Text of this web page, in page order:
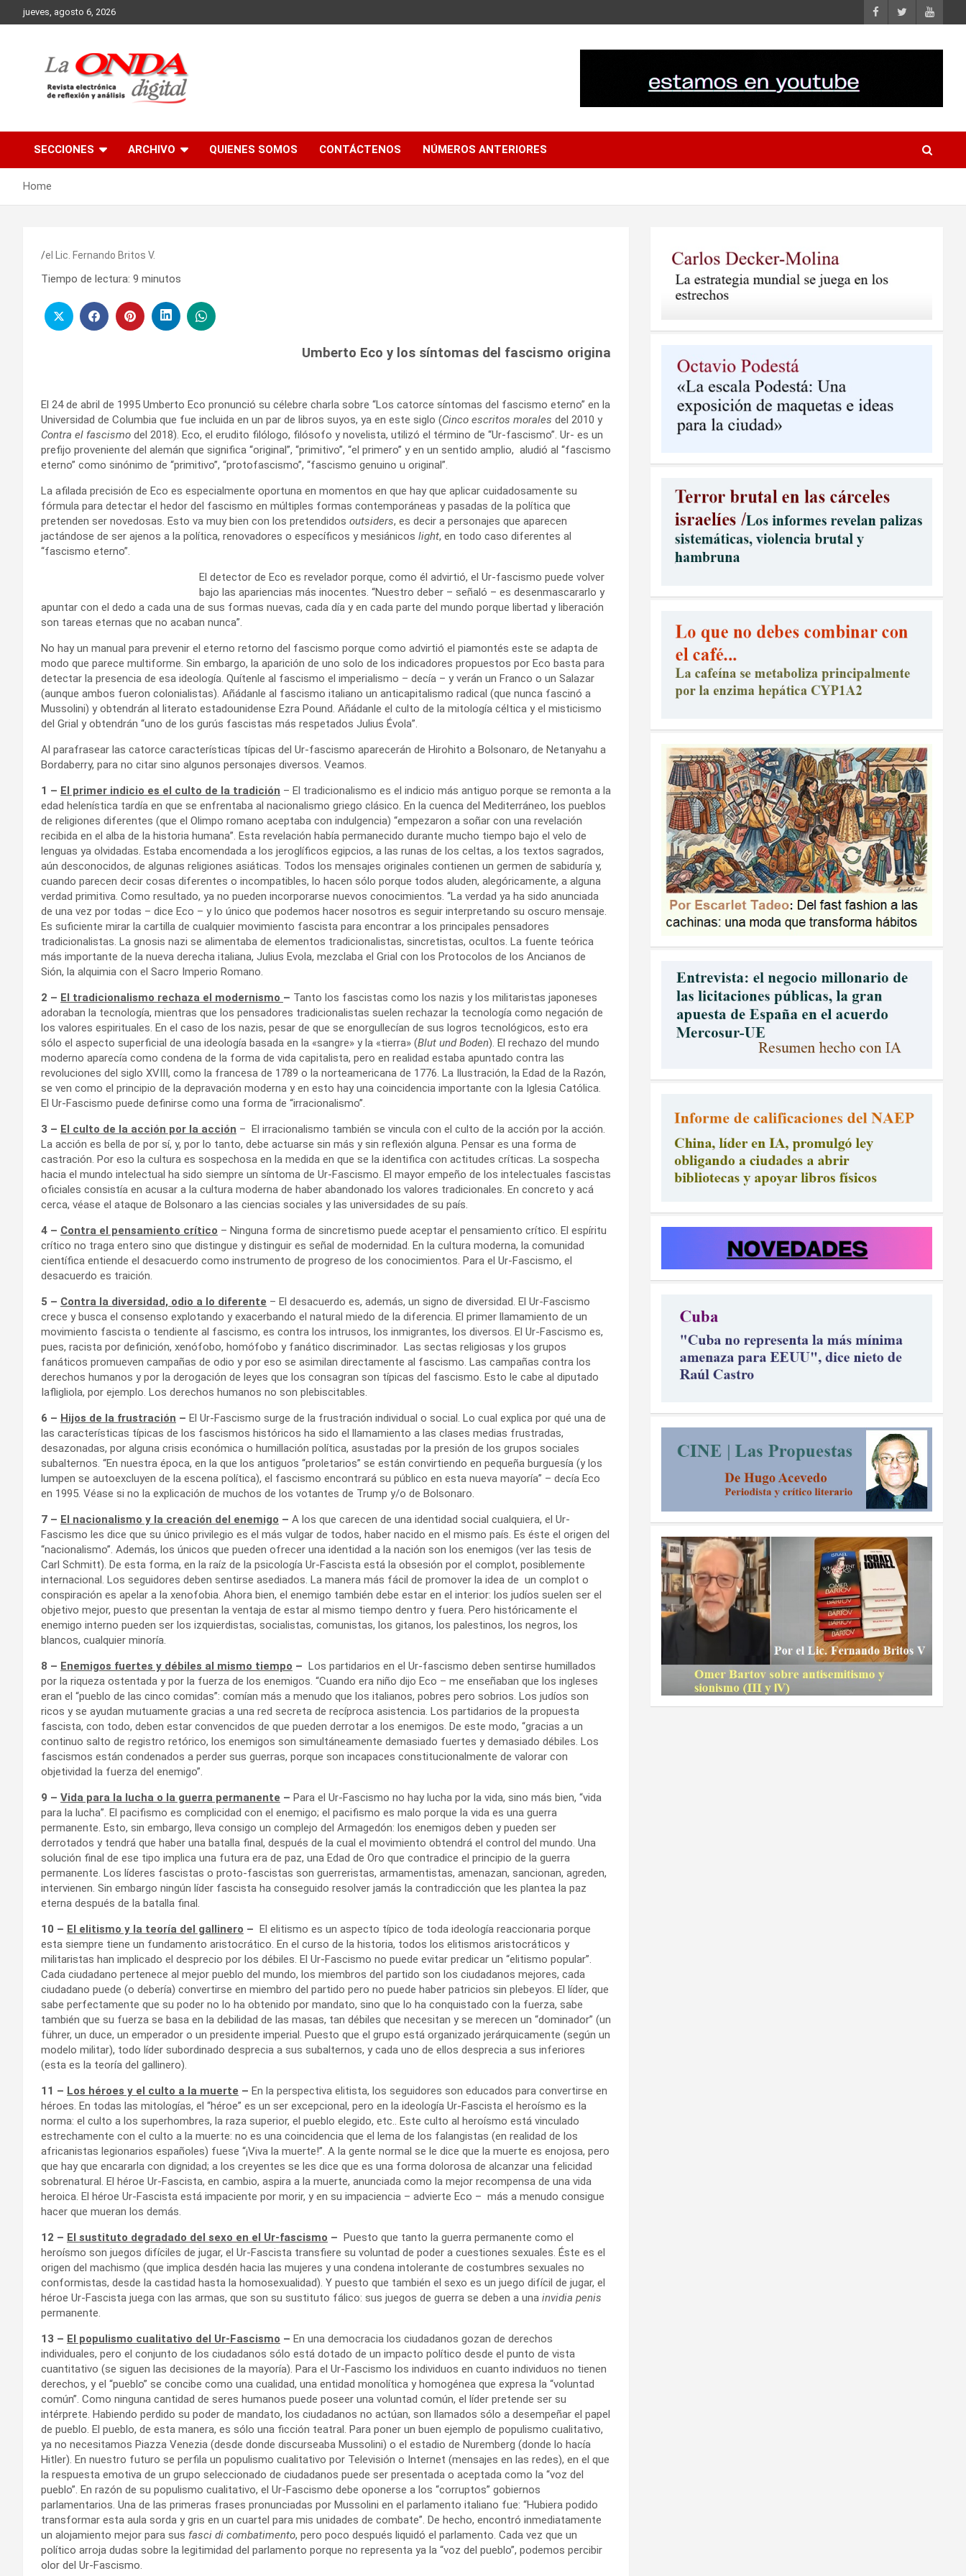
to
jueves, agosto 6, 2026
SECCIONES ARCHIVO QUIENES SOMOS CONTÁCTENOS NÚMEROS ANTERIORES
Home
el Lic. Fernando Britos V.
Tiempo de lectura: 9 minutos
Umberto Eco y los síntomas del fascismo origina
El 24 de abril de 1995 Umberto Eco pronunció su célebre charla sobre “Los catorce síntomas del fascismo eterno” en la
Universidad de Columbia que fue incluida en un par de libros suyos, ya en este siglo (Cinco escritos morales del 2010 y
Contra el fascismo del 2018). Eco, el erudito filólogo, filósofo y novelista, utilizó el término de “Ur-fascismo”. Ur- es un
prefijo proveniente del alemán que significa “original”, “primitivo”, “el primero” y en un sentido amplio, aludió al “fascismo
eterno” como sinónimo de “primitivo”, “protofascismo”, “fascismo genuino u original”.
La afilada precisión de Eco es especialmente oportuna en momentos en que hay que aplicar cuidadosamente su
fórmula para detectar el hedor del fascismo en múltiples formas contemporáneas y pasadas de la política que
pretenden ser novedosas. Esto va muy bien con los pretendidos outsiders, es decir a personajes que aparecen
jactándose de ser ajenos a la política, renovadores o específicos y mesiánicos light, en todo caso diferentes al
“fascismo eterno”.
El detector de Eco es revelador porque, como él advirtió, el Ur-fascismo puede volver
bajo las apariencias más inocentes. “Nuestro deber – señaló – es desenmascararlo y
apuntar con el dedo a cada una de sus formas nuevas, cada día y en cada parte del mundo porque libertad y liberación
son tareas eternas que no acaban nunca”.
No hay un manual para prevenir el eterno retorno del fascismo porque como advirtió el piamontés este se adapta de
modo que parece multiforme. Sin embargo, la aparición de uno solo de los indicadores propuestos por Eco basta para
detectar la presencia de esa ideología. Quítenle al fascismo el imperialismo – decía – y verán un Franco o un Salazar
(aunque ambos fueron colonialistas). Añádanle al fascismo italiano un anticapitalismo radical (que nunca fascinó a
Mussolini) y obtendrán al literato estadounidense Ezra Pound. Añádanle el culto de la mitología céltica y el misticismo
del Grial y obtendrán “uno de los gurús fascistas más respetados Julius Évola”.
Al parafrasear las catorce características típicas del Ur-fascismo aparecerán de Hirohito a Bolsonaro, de Netanyahu a
Bordaberry, para no citar sino algunos personajes diversos. Veamos.
1 – El primer indicio es el culto de la tradición – El tradicionalismo es el indicio más antiguo porque se remonta a la
edad helenística tardía en que se enfrentaba al nacionalismo griego clásico. En la cuenca del Mediterráneo, los pueblos
de religiones diferentes (que el Olimpo romano aceptaba con indulgencia) “empezaron a soñar con una revelación
recibida en el alba de la historia humana”. Esta revelación había permanecido durante mucho tiempo bajo el velo de
lenguas ya olvidadas. Estaba encomendada a los jeroglíficos egipcios, a las runas de los celtas, a los textos sagrados,
aún desconocidos, de algunas religiones asiáticas. Todos los mensajes originales contienen un germen de sabiduría y,
cuando parecen decir cosas diferentes o incompatibles, lo hacen sólo porque todos aluden, alegóricamente, a alguna
verdad primitiva. Como resultado, ya no pueden incorporarse nuevos conocimientos. “La verdad ya ha sido anunciada
de una vez por todas – dice Eco – y lo único que podemos hacer nosotros es seguir interpretando su oscuro mensaje.
Es suficiente mirar la cartilla de cualquier movimiento fascista para encontrar a los principales pensadores
tradicionalistas. La gnosis nazi se alimentaba de elementos tradicionalistas, sincretistas, ocultos. La fuente teórica
más importante de la nueva derecha italiana, Julius Evola, mezclaba el Grial con los Protocolos de los Ancianos de
Sión, la alquimia con el Sacro Imperio Romano.
2 – El tradicionalismo rechaza el modernismo – Tanto los fascistas como los nazis y los militaristas japoneses
adoraban la tecnología, mientras que los pensadores tradicionalistas suelen rechazar la tecnología como negación de
los valores espirituales. En el caso de los nazis, pesar de que se enorgullecían de sus logros tecnológicos, esto era
sólo el aspecto superficial de una ideología basada en la «sangre» y la «tierra» (Blut und Boden). El rechazo del mundo
moderno aparecía como condena de la forma de vida capitalista, pero en realidad estaba apuntado contra las
revoluciones del siglo XVIII, como la francesa de 1789 o la norteamericana de 1776. La Ilustración, la Edad de la Razón,
se ven como el principio de la depravación moderna y en esto hay una coincidencia importante con la Iglesia Católica.
El Ur-Fascismo puede definirse como una forma de “irracionalismo”.
3 – El culto de la acción por la acción – El irracionalismo también se vincula con el culto de la acción por la acción.
La acción es bella de por sí, y, por lo tanto, debe actuarse sin más y sin reflexión alguna. Pensar es una forma de
castración. Por eso la cultura es sospechosa en la medida en que se la identifica con actitudes críticas. La sospecha
hacia el mundo intelectual ha sido siempre un síntoma de Ur-Fascismo. El mayor empeño de los intelectuales fascistas
oficiales consistía en acusar a la cultura moderna de haber abandonado los valores tradicionales. En concreto y acá
cerca, véase el ataque de Bolsonaro a las ciencias sociales y las universidades de su país.
4 – Contra el pensamiento crítico – Ninguna forma de sincretismo puede aceptar el pensamiento crítico. El espíritu
crítico no traga entero sino que distingue y distinguir es señal de modernidad. En la cultura moderna, la comunidad
científica entiende el desacuerdo como instrumento de progreso de los conocimientos. Para el Ur-Fascismo, el
desacuerdo es traición.
5 – Contra la diversidad, odio a lo diferente – El desacuerdo es, además, un signo de diversidad. El Ur-Fascismo
crece y busca el consenso explotando y exacerbando el natural miedo de la diferencia. El primer llamamiento de un
movimiento fascista o tendiente al fascismo, es contra los intrusos, los inmigrantes, los diversos. El Ur-Fascismo es,
pues, racista por definición, xenófobo, homófobo y fanático discriminador. Las sectas religiosas y los grupos
fanáticos promueven campañas de odio y por eso se asimilan directamente al fascismo. Las campañas contra los
derechos humanos y por la derogación de leyes que los consagran son típicas del fascismo. Esto le cabe al diputado
Iafligliola, por ejemplo. Los derechos humanos no son plebiscitables.
6 – Hijos de la frustración – El Ur-Fascismo surge de la frustración individual o social. Lo cual explica por qué una de
las características típicas de los fascismos históricos ha sido el llamamiento a las clases medias frustradas,
desazonadas, por alguna crisis económica o humillación política, asustadas por la presión de los grupos sociales
subalternos. “En nuestra época, en la que los antiguos “proletarios” se están convirtiendo en pequeña burguesía (y los
lumpen se autoexcluyen de la escena política), el fascismo encontrará su público en esta nueva mayoría” – decía Eco
en 1995. Véase si no la explicación de muchos de los votantes de Trump y/o de Bolsonaro.
7 – El nacionalismo y la creación del enemigo – A los que carecen de una identidad social cualquiera, el Ur-
Fascismo les dice que su único privilegio es el más vulgar de todos, haber nacido en el mismo país. Es éste el origen del
“nacionalismo”. Además, los únicos que pueden ofrecer una identidad a la nación son los enemigos (ver las tesis de
Carl Schmitt). De esta forma, en la raíz de la psicología Ur-Fascista está la obsesión por el complot, posiblemente
internacional. Los seguidores deben sentirse asediados. La manera más fácil de promover la idea de un complot o
conspiración es apelar a la xenofobia. Ahora bien, el enemigo también debe estar en el interior: los judíos suelen ser el
objetivo mejor, puesto que presentan la ventaja de estar al mismo tiempo dentro y fuera. Pero históricamente el
enemigo interno pueden ser los izquierdistas, socialistas, comunistas, los gitanos, los palestinos, los negros, los
blancos, cualquier minoría.
8 – Enemigos fuertes y débiles al mismo tiempo – Los partidarios en el Ur-fascismo deben sentirse humillados
por la riqueza ostentada y por la fuerza de los enemigos. “Cuando era niño dijo Eco – me enseñaban que los ingleses
eran el “pueblo de las cinco comidas”: comían más a menudo que los italianos, pobres pero sobrios. Los judíos son
ricos y se ayudan mutuamente gracias a una red secreta de recíproca asistencia. Los partidarios de la propuesta
fascista, con todo, deben estar convencidos de que pueden derrotar a los enemigos. De este modo, “gracias a un
continuo salto de registro retórico, los enemigos son simultáneamente demasiado fuertes y demasiado débiles. Los
fascismos están condenados a perder sus guerras, porque son incapaces constitucionalmente de valorar con
objetividad la fuerza del enemigo”.
9 – Vida para la lucha o la guerra permanente – Para el Ur-Fascismo no hay lucha por la vida, sino más bien, “vida
para la lucha”. El pacifismo es complicidad con el enemigo; el pacifismo es malo porque la vida es una guerra
permanente. Esto, sin embargo, lleva consigo un complejo del Armagedón: los enemigos deben y pueden ser
derrotados y tendrá que haber una batalla final, después de la cual el movimiento obtendrá el control del mundo. Una
solución final de ese tipo implica una futura era de paz, una Edad de Oro que contradice el principio de la guerra
permanente. Los líderes fascistas o proto-fascistas son guerreristas, armamentistas, amenazan, sancionan, agreden,
intervienen. Sin embargo ningún líder fascista ha conseguido resolver jamás la contradicción que les plantea la paz
eterna después de la batalla final.
10 – El elitismo y la teoría del gallinero – El elitismo es un aspecto típico de toda ideología reaccionaria porque
esta siempre tiene un fundamento aristocrático. En el curso de la historia, todos los elitismos aristocráticos y
militaristas han implicado el desprecio por los débiles. El Ur-Fascismo no puede evitar predicar un “elitismo popular”.
Cada ciudadano pertenece al mejor pueblo del mundo, los miembros del partido son los ciudadanos mejores, cada
ciudadano puede (o debería) convertirse en miembro del partido pero no puede haber patricios sin plebeyos. El líder, que
sabe perfectamente que su poder no lo ha obtenido por mandato, sino que lo ha conquistado con la fuerza, sabe
también que su fuerza se basa en la debilidad de las masas, tan débiles que necesitan y se merecen un “dominador” (un
führer, un duce, un emperador o un presidente imperial. Puesto que el grupo está organizado jerárquicamente (según un
modelo militar), todo líder subordinado desprecia a sus subalternos, y cada uno de ellos desprecia a sus inferiores
(esta es la teoría del gallinero).
11 – Los héroes y el culto a la muerte – En la perspectiva elitista, los seguidores son educados para convertirse en
héroes. En todas las mitologías, el “héroe” es un ser excepcional, pero en la ideología Ur-Fascista el heroísmo es la
norma: el culto a los superhombres, la raza superior, el pueblo elegido, etc.. Este culto al heroísmo está vinculado
estrechamente con el culto a la muerte: no es una coincidencia que el lema de los falangistas (en realidad de los
africanistas legionarios españoles) fuese “¡Viva la muerte!”. A la gente normal se le dice que la muerte es enojosa, pero
que hay que encararla con dignidad; a los creyentes se les dice que es una forma dolorosa de alcanzar una felicidad
sobrenatural. El héroe Ur-Fascista, en cambio, aspira a la muerte, anunciada como la mejor recompensa de una vida
heroica. El héroe Ur-Fascista está impaciente por morir, y en su impaciencia – advierte Eco – más a menudo consigue
hacer que mueran los demás.
12 – El sustituto degradado del sexo en el Ur-fascismo – Puesto que tanto la guerra permanente como el
heroísmo son juegos difíciles de jugar, el Ur-Fascista transfiere su voluntad de poder a cuestiones sexuales. Éste es el
origen del machismo (que implica desdén hacia las mujeres y una condena intolerante de costumbres sexuales no
conformistas, desde la castidad hasta la homosexualidad). Y puesto que también el sexo es un juego difícil de jugar, el
héroe Ur-Fascista juega con las armas, que son su sustituto fálico: sus juegos de guerra se deben a una invidia penis
permanente.
13 – El populismo cualitativo del Ur-Fascismo – En una democracia los ciudadanos gozan de derechos
individuales, pero el conjunto de los ciudadanos sólo está dotado de un impacto político desde el punto de vista
cuantitativo (se siguen las decisiones de la mayoría). Para el Ur-Fascismo los individuos en cuanto individuos no tienen
derechos, y el “pueblo” se concibe como una cualidad, una entidad monolítica y homogénea que expresa la “voluntad
común”. Como ninguna cantidad de seres humanos puede poseer una voluntad común, el líder pretende ser su
intérprete. Habiendo perdido su poder de mandato, los ciudadanos no actúan, son llamados sólo a desempeñar el papel
de pueblo. El pueblo, de esta manera, es sólo una ficción teatral. Para poner un buen ejemplo de populismo cualitativo,
ya no necesitamos Piazza Venezia (desde donde discurseaba Mussolini) o el estadio de Nuremberg (donde lo hacía
Hitler). En nuestro futuro se perfila un populismo cualitativo por Televisión o Internet (mensajes en las redes), en el que
la respuesta emotiva de un grupo seleccionado de ciudadanos puede ser presentada o aceptada como la “voz del
pueblo”. En razón de su populismo cualitativo, el Ur-Fascismo debe oponerse a los “corruptos” gobiernos
parlamentarios. Una de las primeras frases pronunciadas por Mussolini en el parlamento italiano fue: “Hubiera podido
transformar esta aula sorda y gris en un cuartel para mis unidades de combate”. De hecho, encontró inmediatamente
un alojamiento mejor para sus fasci di combatimento, pero poco después liquidó el parlamento. Cada vez que un
político arroja dudas sobre la legitimidad del parlamento porque no representa ya la “voz del pueblo”, podemos percibir
olor del Ur-Fascismo.